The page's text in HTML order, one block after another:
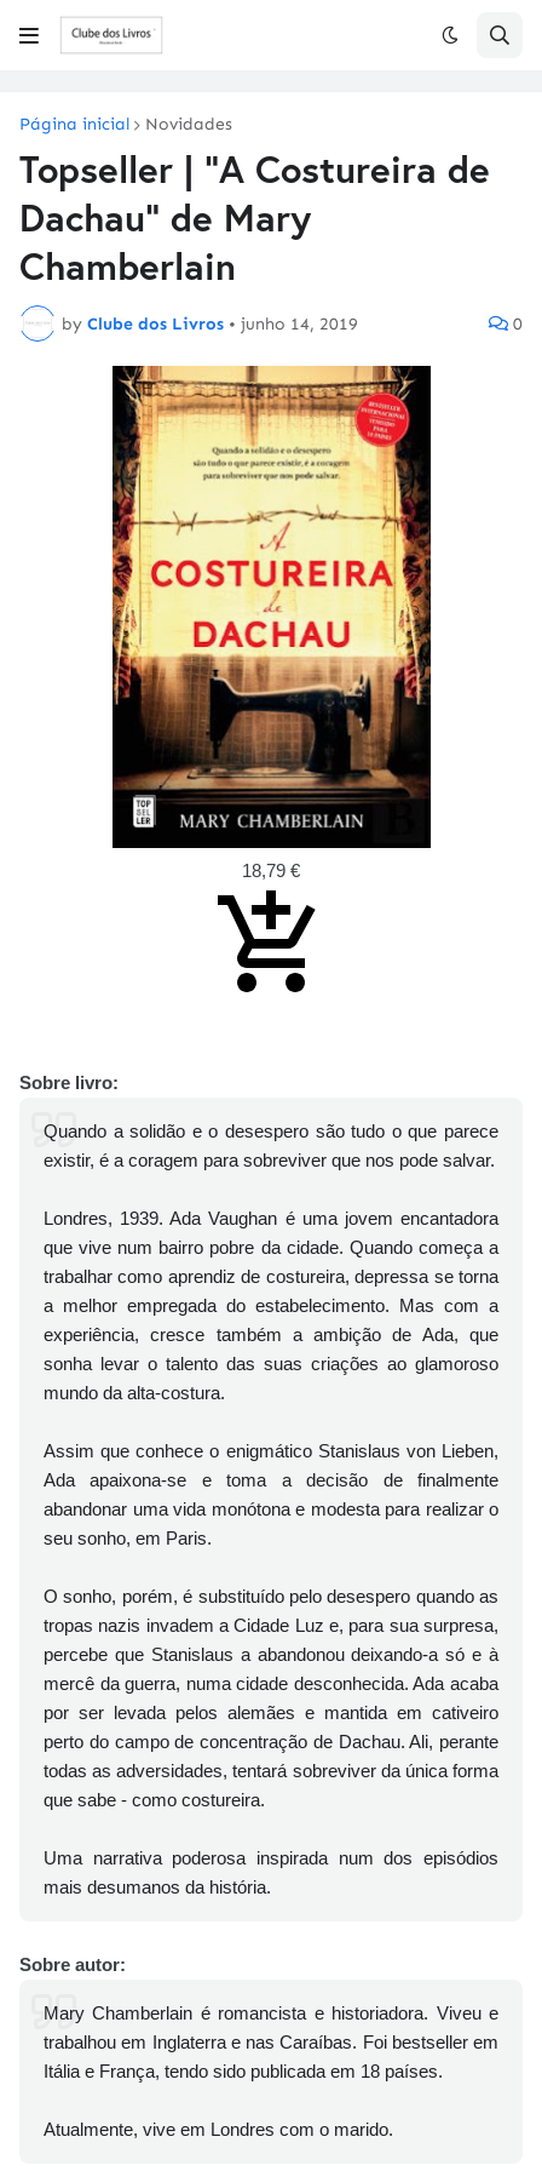
Página inicial Novidades
Topseller | "A Costureira de
Dachau" de Mary
Chamberlain
by Clube dos Livros • junho 14, 2019 0
18,79 €
Sobre livro:
Quando a solidão e o desespero são tudo o que parece
existir, é a coragem para sobreviver que nos pode salvar.
Londres, 1939. Ada Vaughan é uma jovem encantadora
que vive num bairro pobre da cidade. Quando começa a
trabalhar como aprendiz de costureira, depressa se torna
a melhor empregada do estabelecimento. Mas com a
experiência, cresce também a ambição de Ada, que
sonha levar o talento das suas criações ao glamoroso
mundo da alta-costura.
Assim que conhece o enigmático Stanislaus von Lieben,
Ada apaixona-se e toma a decisão de finalmente
abandonar uma vida monótona e modesta para realizar o
seu sonho, em Paris.
O sonho, porém, é substituído pelo desespero quando as
tropas nazis invadem a Cidade Luz e, para sua surpresa,
percebe que Stanislaus a abandonou deixando-a só e à
mercê da guerra, numa cidade desconhecida. Ada acaba
por ser levada pelos alemães e mantida em cativeiro
perto do campo de concentração de Dachau. Ali, perante
todas as adversidades, tentará sobreviver da única forma
que sabe - como costureira.
Uma narrativa poderosa inspirada num dos episódios
mais desumanos da história.
Sobre autor:
Mary Chamberlain é romancista e historiadora. Viveu e
trabalhou em Inglaterra e nas Caraíbas. Foi bestseller em
Itália e França, tendo sido publicada em 18 países.
Atualmente, vive em Londres com o marido.